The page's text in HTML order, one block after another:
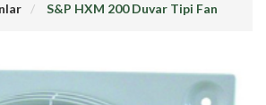
S&P HXM 200 Duvar Tipi Fan